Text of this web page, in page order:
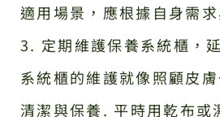
適用場景，應根據自身需
3. 定期維護保養系統櫃，
系統櫃的維護就像照顧皮
清潔與保養. 平時用乾布或